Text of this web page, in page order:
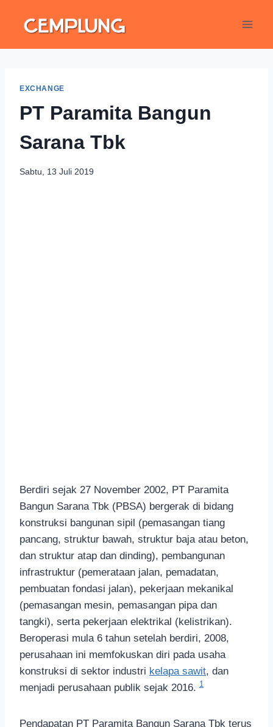
EXCHANGE
PT Paramita Bangun
Sarana Tbk
Sabtu, 13 Juli 2019
Berdiri sejak 27 November 2002, PT Paramita
Bangun Sarana Tbk (PBSA) bergerak di bidang
konstruksi bangunan sipil (pemasangan tiang
pancang, struktur bawah, struktur baja atau beton,
dan struktur atap dan dinding), pembangunan
infrastruktur (pemerataan jalan, pemadatan,
pembuatan fondasi jalan), pekerjaan mekanikal
(pemasangan mesin, pemasangan pipa dan
tangki), serta pekerjaan elektrikal (kelistrikan).
Beroperasi mula 6 tahun setelah berdiri, 2008,
perusahaan ini memfokuskan diri pada usaha
konstruksi di sektor industri kelapa sawit, dan
menjadi perusahaan publik sejak 2016. 1
Pendapatan PT Paramita Bangun Sarana Tbk terus